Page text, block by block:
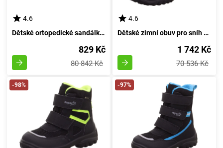
4.6
Dětské ortopedické sandálky FOOTBED, Superfit, 0-800111-0000, černé - velikost 32
829 Kč
80 842 Kč
4.6
Dětské zimní obuv pro sníh SNOWCAT GTX, Superfit, 1-000022-0000, černá - velikost 35
1 742 Kč
70 536 Kč
-98% -97%